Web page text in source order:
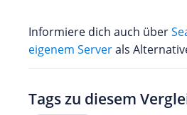
Informiere dich auch über
eigenem Serverals
Tags zu diesem